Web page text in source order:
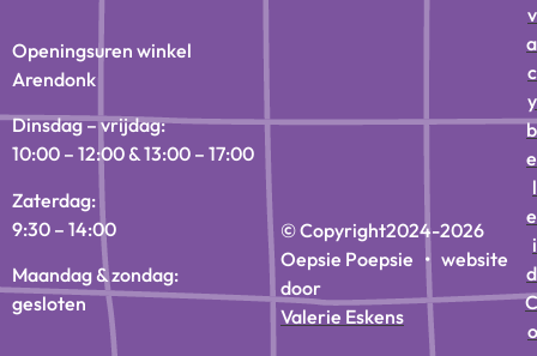
Openingsuren winkel
Arendonk
Dinsdag – vrijdag:
10:00 – 12:00 & 13:00 – 17:00
Zaterdag:
9:30 – 14:00
Maandag & zondag:
gesloten
© Copyright2024-2026
Oepsie Poepsie • website
door
Valerie Eskens
v
a
c
y
b
e
l
e
i
d
C
o